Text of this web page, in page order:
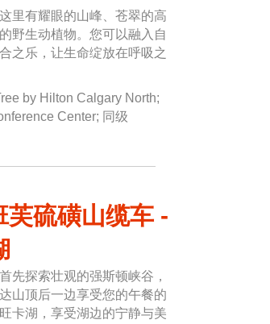
里有耀眼的山峰、苍翠的高
野生动植物。您可以融入自
之乐，让生命绽放在呼吸之
by Hilton Calgary North;
Center; 同级
硫磺山缆车 -
先探索壮观的强斯顿峡谷，
山顶后一边享受您的午餐的
卡湖，享受湖边的宁静与美